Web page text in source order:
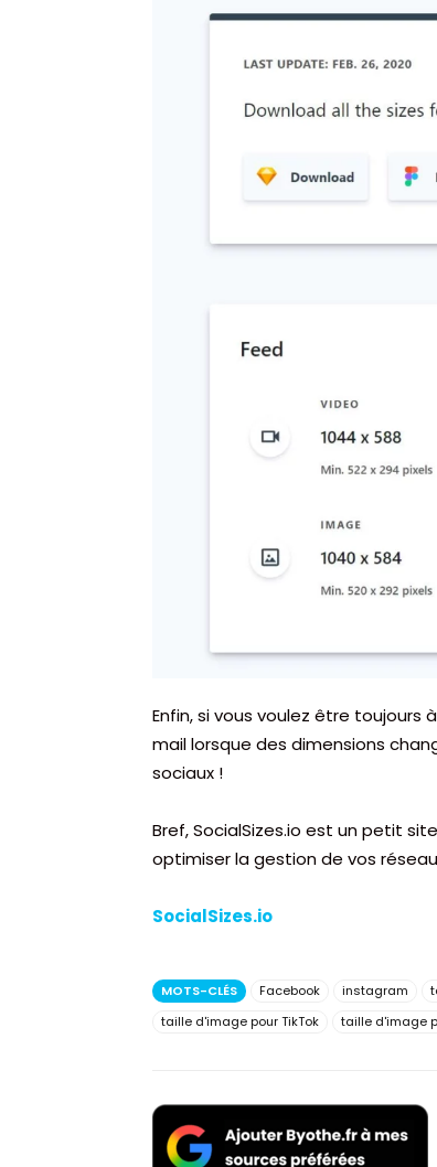
Enfin, si vous voulez être toujours
mail lorsque des dimensions
sociaux !
Bref, SocialSizes.io est un petit
optimiser la gestion de vos
SocialSizes.io
MOTS-CLÉS Facebook instagram
taille d'image pour TikTok
taille d'image